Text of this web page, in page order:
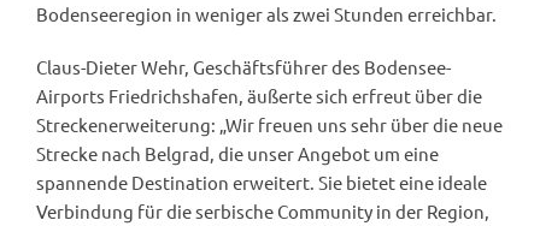
Bodenseeregion in weniger als zwei Stunden erreichbar.
Claus-Dieter Wehr, Geschäftsführer des Bodensee-
Airports Friedrichshafen, äußerte sich erfreut über die
Streckenerweiterung: „Wir freuen uns sehr über die neue
Strecke nach Belgrad, die unser Angebot um eine
spannende Destination erweitert. Sie bietet eine ideale
Verbindung für die serbische Community in der Region,